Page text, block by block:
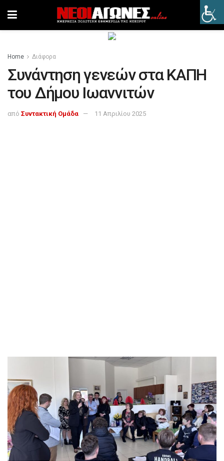
Home Διάφορα
Συνάντηση γενεών στα ΚΑΠΗ
του Δήμου Ιωαννιτών
από Συντακτική Ομάδα 11 Απριλίου 2025